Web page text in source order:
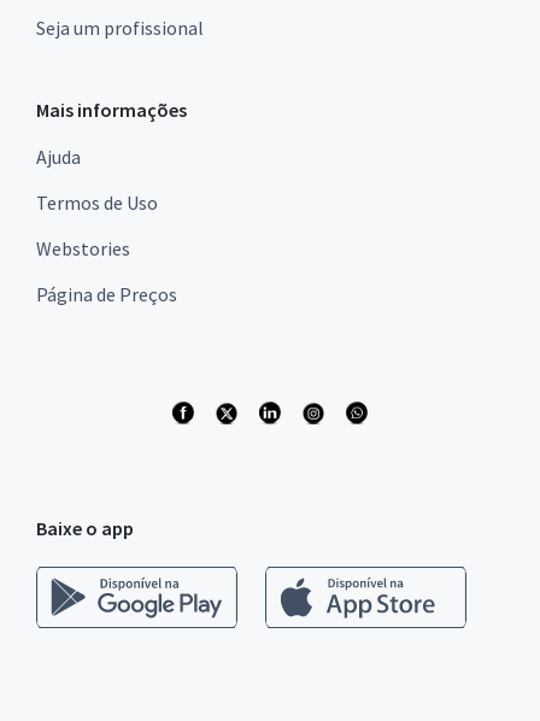
Seja um profissional
Mais informações
Ajuda
Termos de Uso
Webstories
Página de Preços
Baixe o app